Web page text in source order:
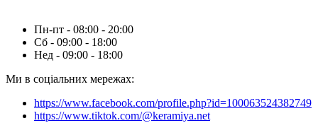
Пн-пт - 08:00 - 20:00
Сб - 09:00 - 18:00
Нед - 09:00 - 18:00
Ми в соціальних мережах:
https://www.facebook.com/profile.php?id=100063524382749
https://www.tiktok.com/@keramiya.net